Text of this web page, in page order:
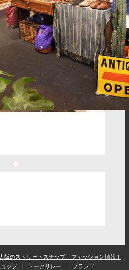
阪のストリートスナップ、ファッション情報！
ップ トークリレー ブランド